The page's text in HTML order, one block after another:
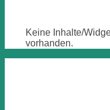
Keine Inhalte/
vorhanden.